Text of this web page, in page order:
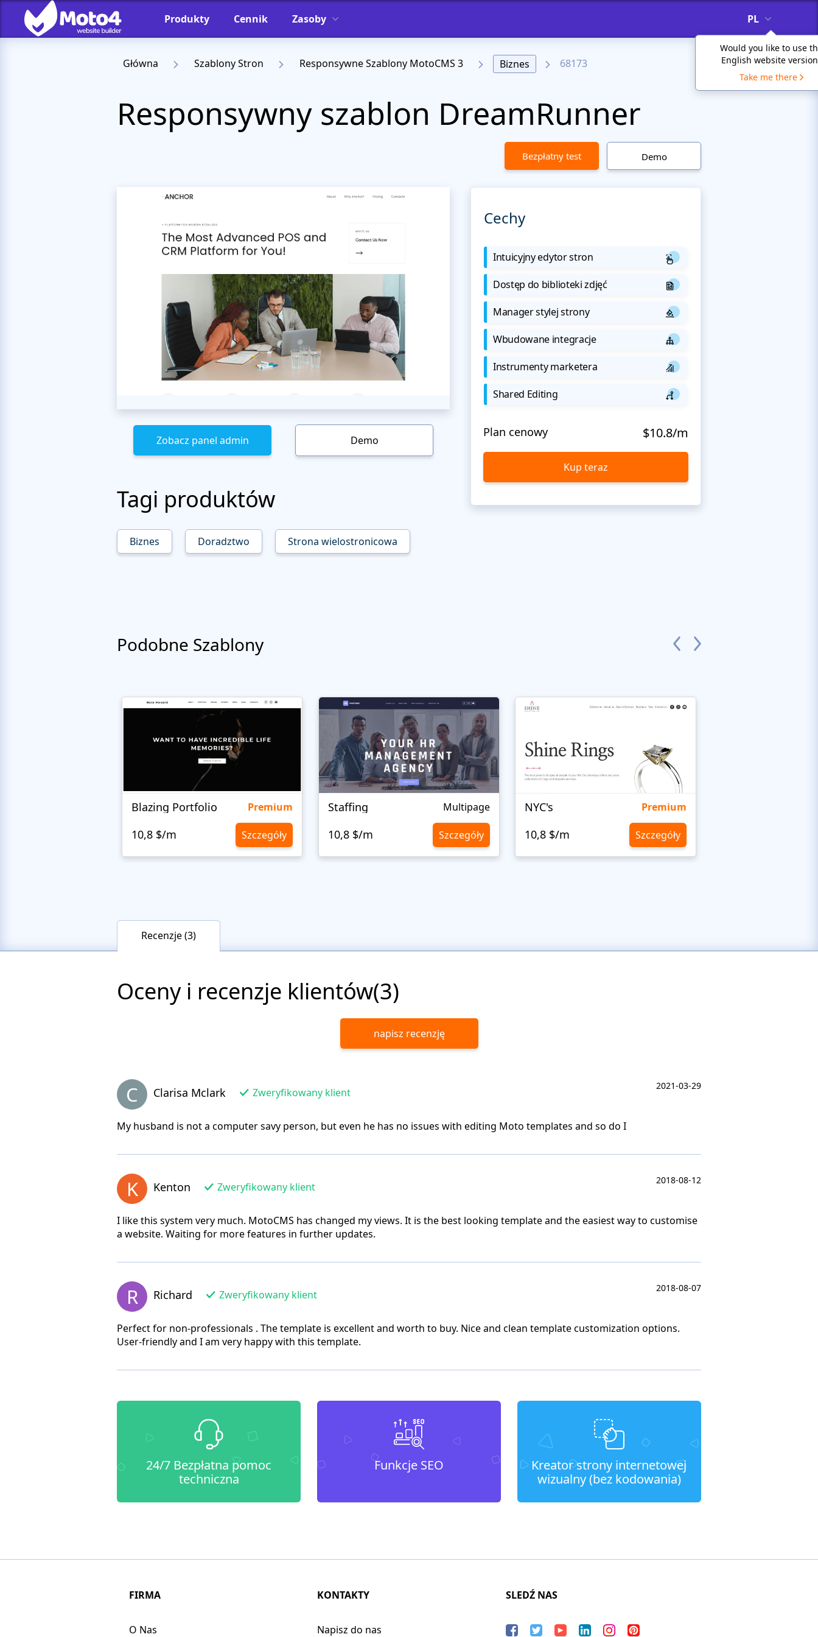
Produkty Cennik Zasoby PL
Would you like to use
English website
Take me there
Główna Szablony Stron Responsywne Szablony MotoCMS 3 Biznes 68173
Responsywny szablon DreamRunner
Bezpłatny test Demo
Zobacz panel admin Demo
Tagi produktów
Biznes Doradztwo Strona wielostronicowa
Cechy
Intuicyjny edytor stron
Dostęp do biblioteki zdjęć
Manager stylej strony
Wbudowane integracje
Instrumenty marketera
Shared Editing
Plan cenowy $10.8/m
Kup teraz
Podobne Szablony
Blazing Portfolio Premium
10,8 $/m Szczegóły
Staffing Multipage
10,8 $/m Szczegóły
NYC's Premium
10,8 $/m Szczegóły
Recenzje (3)
Oceny i recenzje klientów(3)
napisz recenzję
C Clarisa Mclark Zweryfikowany klient
2021-03-29
My husband is not a computer savy person, but even he has no issues with editing Moto templates and so do I
K Kenton Zweryfikowany klient
2018-08-12
I like this system very much. MotoCMS has changed my views. It is the best looking template and the easiest way to customise
a website. Waiting for more features in further updates.
R Richard Zweryfikowany klient
2018-08-07
Perfect for non-professionals . The template is excellent and worth to buy. Nice and clean template customization options.
User-friendly and I am very happy with this template.
24/7 Bezpłatna pomoc
techniczna
Funkcje SEO
Kreator strony internetowej
wizualny (bez kodowania)
FIRMA
O Nas
KONTAKTY
Napisz do nas
SLEDŹ NAS